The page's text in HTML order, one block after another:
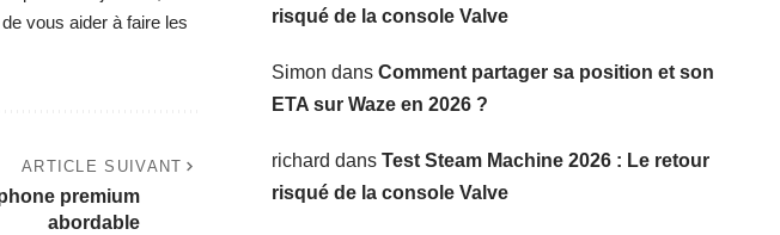
vous aider à faire les
ARTICLE SUIVANT
premium
abordable
risqué de la console Valve
Simon dans Comment partager sa position et son
ETA sur Waze en 2026 ?
richard dans Test Steam Machine 2026 : Le retour
risqué de la console Valve